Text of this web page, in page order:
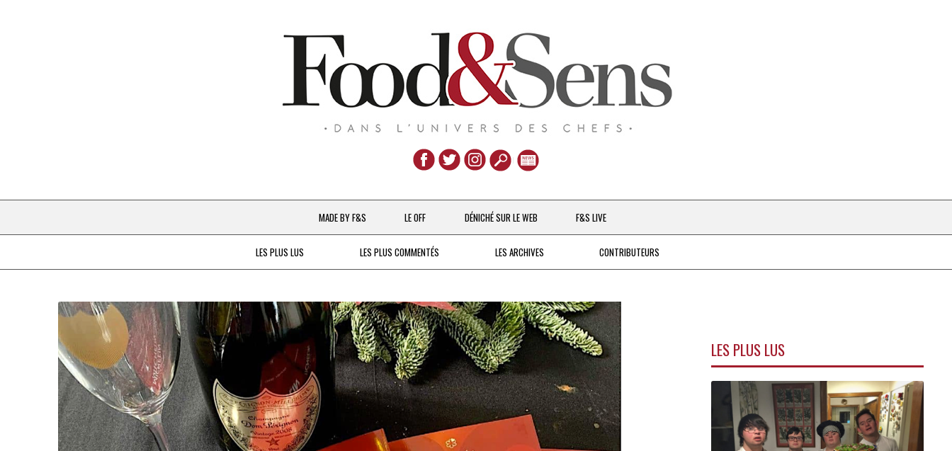
Aller
au
contenu
MADE BY F&S
CHEFS & ACTUALITÉS
À LA PETITE CUILLÈRE
DESTIN DE FEMME
V…DE VOYAGE
LE OFF DÉNICHÉ SUR LE WEB F&S LIVE
LES PLUS LUS LES PLUS COMMENTÉS LES ARCHIVES
DEPUIS 2016
CONTRIBUTEURS
LES PLUS LUS